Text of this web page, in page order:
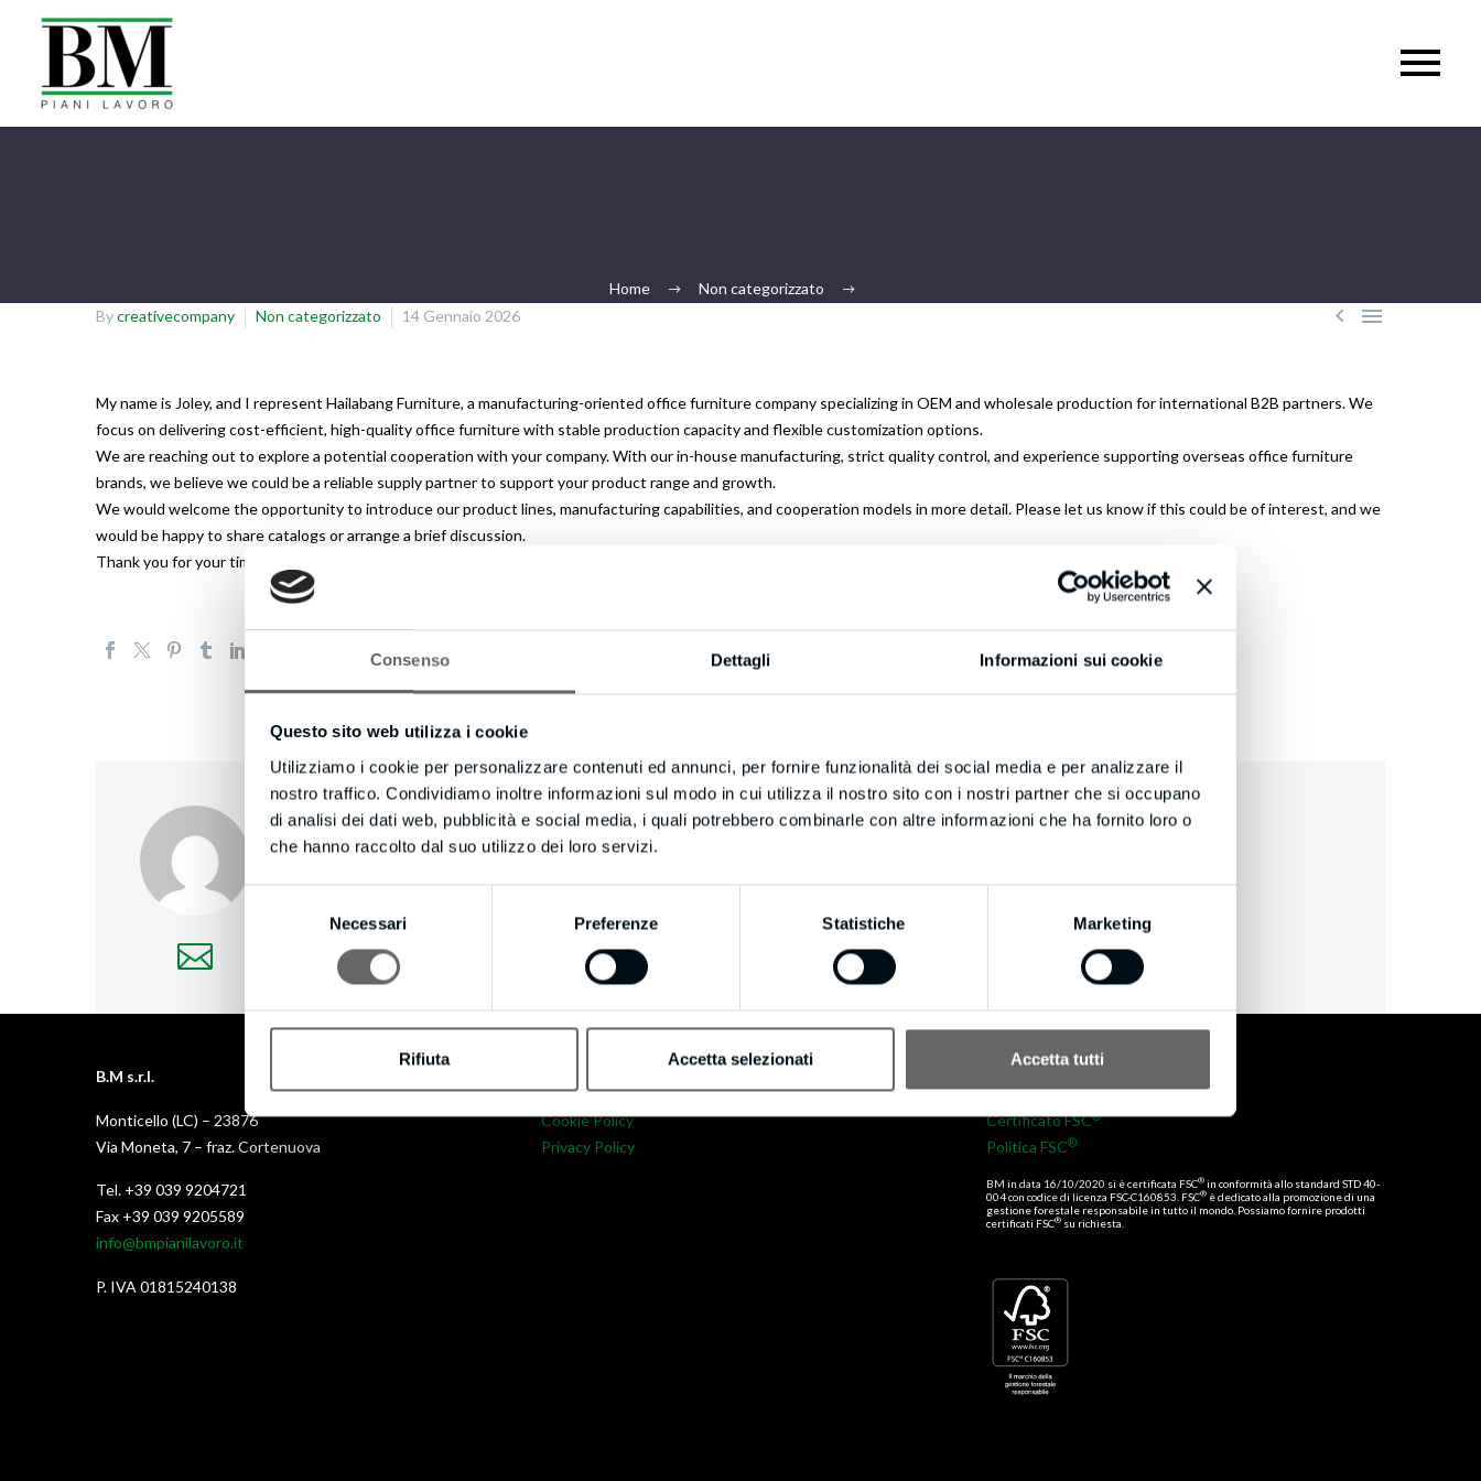
Consenso Dettagli Informazioni sui cookie
Questo sito web utilizza i cookie
Utilizziamo i cookie per personalizzare contenuti ed annunci, per fornire funzionalità dei social media e per analizzare il
nostro traffico. Condividiamo inoltre informazioni sul modo in cui utilizza il nostro sito con i nostri partner che si occupano
di analisi dei dati web, pubblicità e social media, i quali potrebbero combinarle con altre informazioni che ha fornito loro o
che hanno raccolto dal suo utilizzo dei loro servizi.
Necessari Preferenze Statistiche Marketing
Rifiuta Accetta selezionati Accetta tutti
Home Non categorizzato
 
Bycreativecompany Non categorizzato 14 Gennaio 2026
My name is Joley, and I represent Hailabang Furniture, a manufacturing-oriented office furniture company specializing in OEM and wholesale production for international B2B partners. We
focus on delivering cost-efficient, high-quality office furniture with stable production capacity and flexible customization options.
We are reaching out to explore a potential cooperation with your company. With our in-house manufacturing, strict quality control, and experience supporting overseas office furniture
brands, we believe we could be a reliable supply partner to support your product range and growth.
We would welcome the opportunity to introduce our product lines, manufacturing capabilities, and cooperation models in more detail. Please let us know if this could be of interest, and we
would be happy to share catalogs or arrange a brief discussion.
Thank you for your time and consideration. I look forward to your reply.
creativecompany/ ABOUT AUTHOR
B.M s.r.l.
Monticello (LC) – 23876
Via Moneta, 7 – fraz. Cortenuova
Tel. +39 039 9204721
Fax +39 039 9205589
info@bmpianilavoro.it
P. IVA 01815240138
Cookie Policy
Privacy Policy
Certificato FSC®
Politica FSC®
BM in data 16/10/2020 si è certificata FSC® in conformità allo standard STD 40-
004 con codice di licenza FSC-C160853. FSC® è dedicato alla promozione di una
gestione forestale responsabile in tutto il mondo. Possiamo fornire prodotti
certificati FSC® su richiesta.